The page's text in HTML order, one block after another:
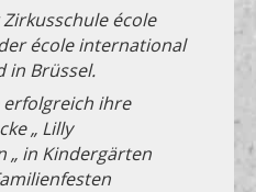
école
école international
in Brüssel.
erfolgreich ihre
„ Lilly
„ in Kindergärten